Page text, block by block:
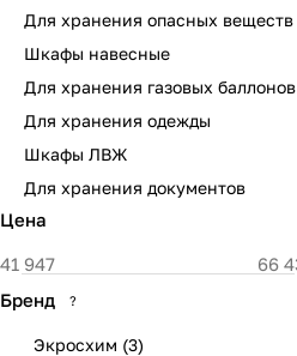
Для хранения опасных веществ
Шкафы навесные
Для хранения газовых баллонов
Для хранения одежды
Шкафы ЛВЖ
Для хранения документов
Цена
Бренд ?
Экросхим (3)